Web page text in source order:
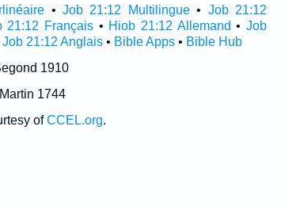
•Job 21:12 Multilingue• Job 21:12
21:12 Français • Hiob 21:12 Allemand • Job
Job 21:12 Anglais• Bible Apps• Bible Hub
1910
1744
ofCCEL.org.